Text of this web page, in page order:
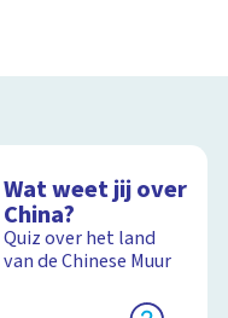
Wat weet jij over
China?
Quiz over het land
van de Chinese Muur